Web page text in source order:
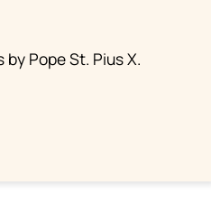
Pope St. Pius X.